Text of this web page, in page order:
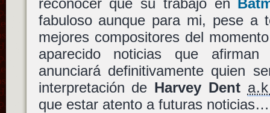
reconocer que su trabajo en
fabuloso aunque para mi, pese a
mejores compositores del
aparecido noticias que
anunciará definitivamente quien
interpretación de Harvey Dent
que estar atento a futuras noticias…